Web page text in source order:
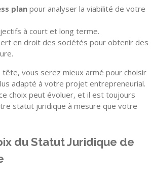
plan pour analyser la viabilité de votre
à court et long terme.
en droit des sociétés pour obtenir des
tête, vous serez mieux armé pour choisir
adapté à votre projet entrepreneurial.
choix peut évoluer, et il est toujours
statut juridique à mesure que votre
du Statut Juridique de